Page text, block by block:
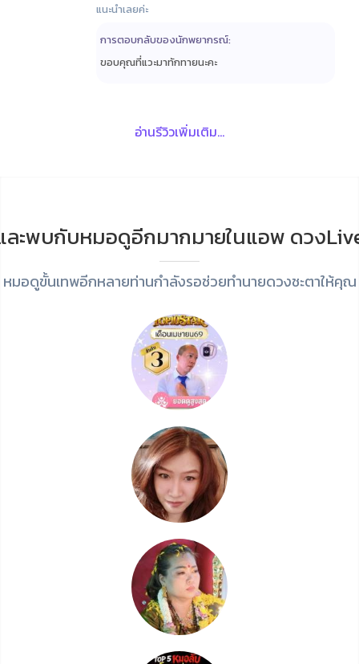
แนะนำเลยค่ะ
การตอบกลับของนักพยากรณ์:
ขอบคุณที่แวะมาทักทายนะคะ
อ่านรีวิวเพิ่มเติม...
ละพบกับหมอดูอีกมากมายในแอพ ดวง
หมอดูขั้นเทพอีกหลายท่านกำลังรอช่วยทำนายดวงชะตาให้คุณ